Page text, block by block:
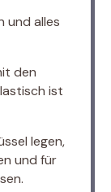
und alles
den
ist
legen,
und für